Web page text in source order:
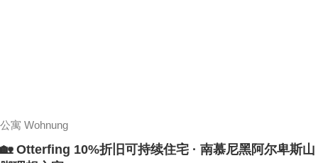
公寓 Wohnung
🏡 Otterfing 10%折旧可持续住宅 · 南慕尼黑阿尔卑斯山